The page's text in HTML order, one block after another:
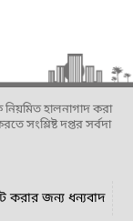
হালনাগাদ করা
সংশ্লিষ্ট দপ্তর সর্বদা
করার জন্য ধন্যবাদ